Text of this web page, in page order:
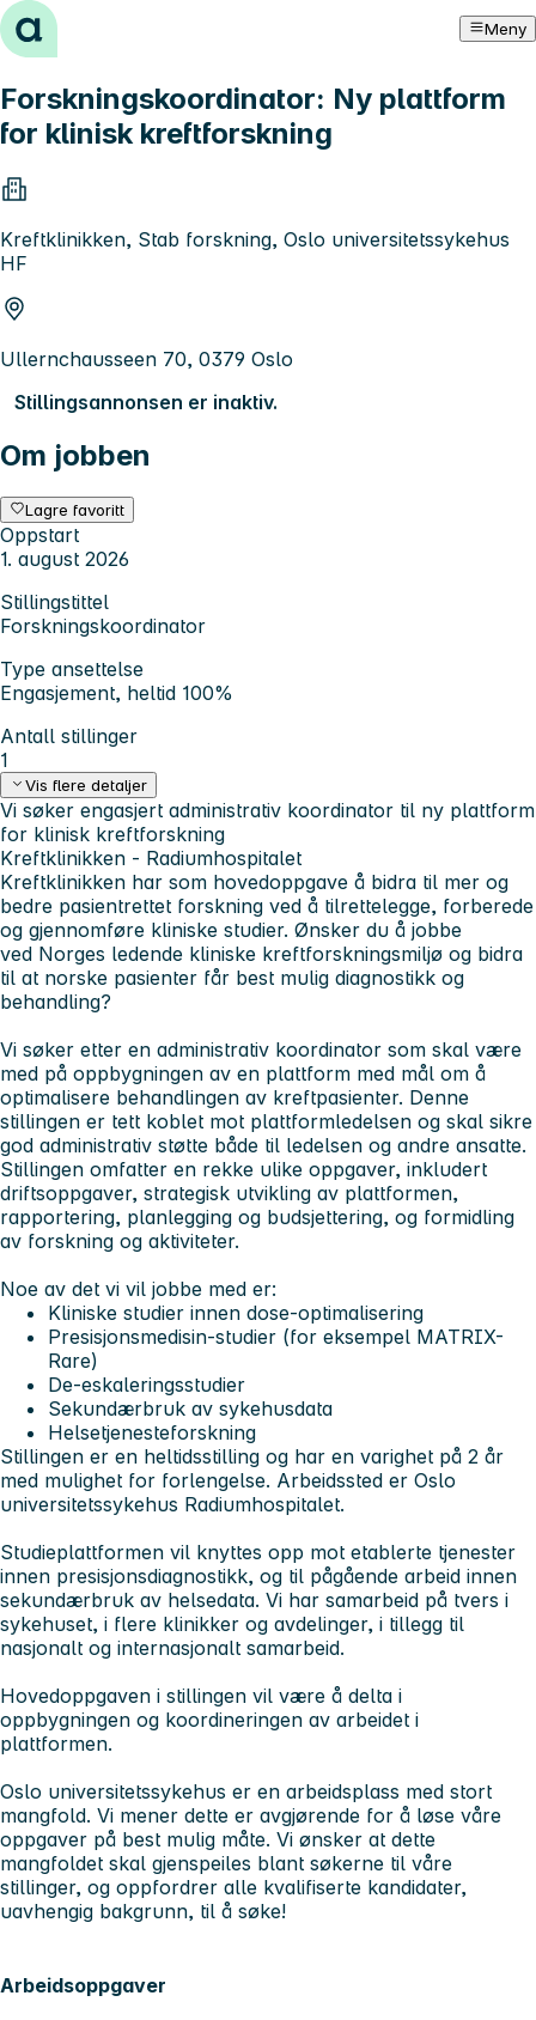
Hopp til innhold Meny
Forskningskoordinator: Ny plattform
for klinisk kreftforskning
Kreftklinikken, Stab forskning, Oslo universitetssykehus
HF
Ullernchausseen 70, 0379 Oslo
Stillingsannonsen er inaktiv.
Om jobben
Lagre favoritt
Oppstart
1. august 2026
Stillingstittel
Forskningskoordinator
Type ansettelse
Engasjement, heltid 100%
Antall stillinger
1
Vis flere detaljer
Vi søker engasjert administrativ koordinator til ny plattform
for klinisk kreftforskning
Kreftklinikken - Radiumhospitalet
Kreftklinikken har som hovedoppgave å bidra til mer og
bedre pasientrettet forskning ved å tilrettelegge, forberede
og gjennomføre kliniske studier. Ønsker du å jobbe
ved Norges ledende kliniske kreftforskningsmiljø og bidra
til at norske pasienter får best mulig diagnostikk og
behandling?
Vi søker etter en administrativ koordinator som skal være
med på oppbygningen av en plattform med mål om å
optimalisere behandlingen av kreftpasienter. Denne
stillingen er tett koblet mot plattformledelsen og skal sikre
god administrativ støtte både til ledelsen og andre ansatte.
Stillingen omfatter en rekke ulike oppgaver, inkludert
driftsoppgaver, strategisk utvikling av plattformen,
rapportering, planlegging og budsjettering, og formidling
av forskning og aktiviteter.
Noe av det vi vil jobbe med er:
Kliniske studier innen dose-optimalisering
Presisjonsmedisin-studier (for eksempel MATRIX-
Rare)
De-eskaleringsstudier
Sekundærbruk av sykehusdata
Helsetjenesteforskning
Stillingen er en heltidsstilling og har en varighet på 2 år
med mulighet for forlengelse. Arbeidssted er Oslo
universitetssykehus Radiumhospitalet.
Studieplattformen vil knyttes opp mot etablerte tjenester
innen presisjonsdiagnostikk, og til pågående arbeid innen
sekundærbruk av helsedata. Vi har samarbeid på tvers i
sykehuset, i flere klinikker og avdelinger, i tillegg til
nasjonalt og internasjonalt samarbeid.
Hovedoppgaven i stillingen vil være å delta i
oppbygningen og koordineringen av arbeidet i
plattformen.
Oslo universitetssykehus er en arbeidsplass med stort
mangfold. Vi mener dette er avgjørende for å løse våre
oppgaver på best mulig måte. Vi ønsker at dette
mangfoldet skal gjenspeiles blant søkerne til våre
stillinger, og oppfordrer alle kvalifiserte kandidater,
uavhengig bakgrunn, til å søke!
Arbeidsoppgaver